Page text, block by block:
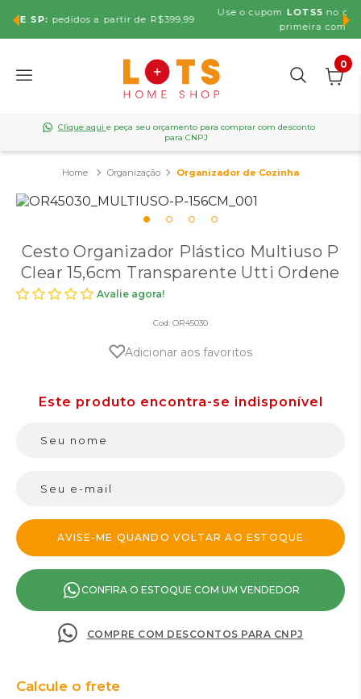
no carrinho e ganhe5% OFFna sua
primeira compra. Não cumulativa.
0
Clique aqui e peça seu orçamento para comprar com desconto
para CNPJ
Organização Organizador de Cozinha
Cesto Organizador Plástico Multiuso P
Clear 15,6cm Transparente Utti Ordene
Avalie agora!
Cod:OR45030
Adicionar aos favoritos
CONFIRA O ESTOQUE COM UM VENDEDOR
COMPRE COM DESCONTOS PARA CNPJ
Calcule o frete